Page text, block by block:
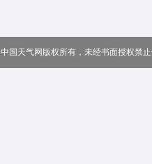
中国天气网版权所有，未经书面授权